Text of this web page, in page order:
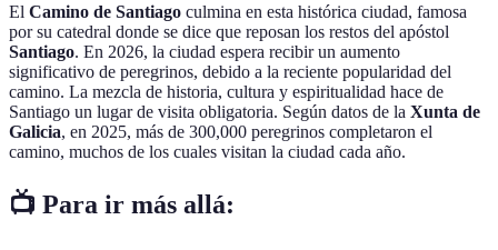
El Camino de Santiago culmina en esta histórica ciudad, famosa
por su catedral donde se dice que reposan los restos del apóstol
Santiago. En 2026, la ciudad espera recibir un aumento
significativo de peregrinos, debido a la reciente popularidad del
camino. La mezcla de historia, cultura y espiritualidad hace de
Santiago un lugar de visita obligatoria. Según datos de la Xunta de
Galicia, en 2025, más de 300,000 peregrinos completaron el
camino, muchos de los cuales visitan la ciudad cada año.
📺 Para ir más allá: